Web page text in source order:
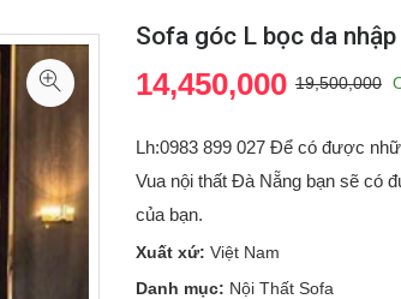
Sofa góc L bọc da
14,450,000 19,500,000
Lh:0983 899 027 Để có được
Vua nội thất Đà Nẵng bạn sẽ có
của bạn.
Xuất xứ: Việt Nam
Danh mục: Nội Thất Sofa